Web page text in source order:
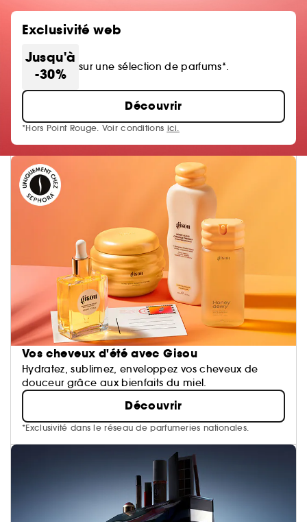
Exclusivité web
Jusqu'à
-30%
sur une sélection de parfums*.
Découvrir
*Hors Point Rouge. Voir conditions ici.
Vos cheveux d'été avec Gisou
Hydratez, sublimez, enveloppez vos cheveux de
douceur grâce aux bienfaits du miel.
Découvrir
*Exclusivité dans le réseau de parfumeries nationales.